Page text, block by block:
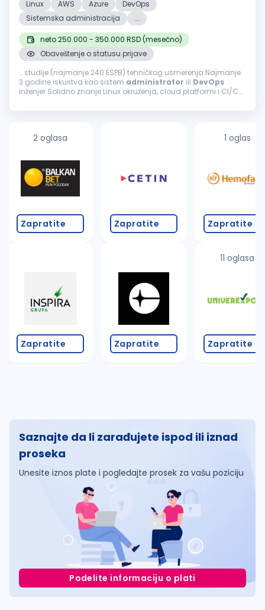
Linux AWS Azure
DevOps
Sistemska administracija
...
neto 250.000 - 350.000 RSD (mesečno)
Obaveštenje o statusu prijave
...studije (najmanje 240 ESPB) tehničkog usmerenja Najmanje
3 godine iskustva kao sistem administrator ili DevOps
inženjer Solidno znanje Linux okruženja, cloud platformi i CI/CD
2 oglasa
Zapratite
Zapratite
Zapratite
Zapratite
1 oglas
Zapratite
11 oglasa
Zapratite
Saznajte da li zarađujete ispod ili iznad
proseka
Unesite iznos plate i pogledajte prosek za vašu poziciju
Podelite informaciju o plati